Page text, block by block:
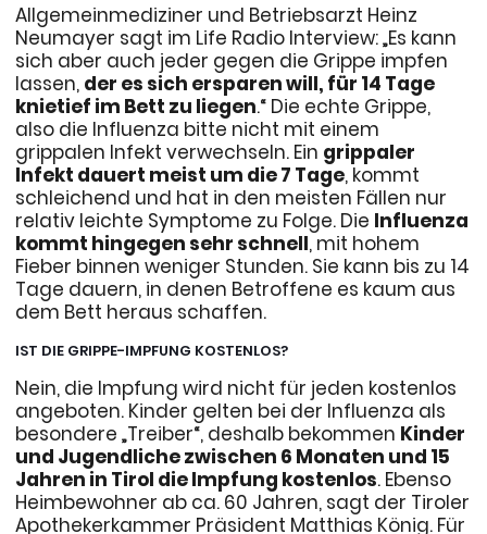
Allgemeinmediziner und Betriebsarzt Heinz
Neumayer sagt im Life Radio Interview: „Es kann
sich aber auch jeder gegen die Grippe impfen
lassen, der es sich ersparen will, für 14 Tage
knietief im Bett zu liegen.“ Die echte Grippe,
also die Influenza bitte nicht mit einem
grippalen Infekt verwechseln. Ein grippaler
Infekt dauert meist um die 7 Tage, kommt
schleichend und hat in den meisten Fällen nur
relativ leichte Symptome zu Folge. Die Influenza
kommt hingegen sehr schnell, mit hohem
Fieber binnen weniger Stunden. Sie kann bis zu 14
Tage dauern, in denen Betroffene es kaum aus
dem Bett heraus schaffen.
IST DIE GRIPPE-IMPFUNG KOSTENLOS?
Nein, die Impfung wird nicht für jeden kostenlos
angeboten. Kinder gelten bei der Influenza als
besondere „Treiber“, deshalb bekommen Kinder
und Jugendliche zwischen 6 Monaten und 15
Jahren in Tirol die Impfung kostenlos. Ebenso
Heimbewohner ab ca. 60 Jahren, sagt der Tiroler
Apothekerkammer Präsident Matthias König. Für